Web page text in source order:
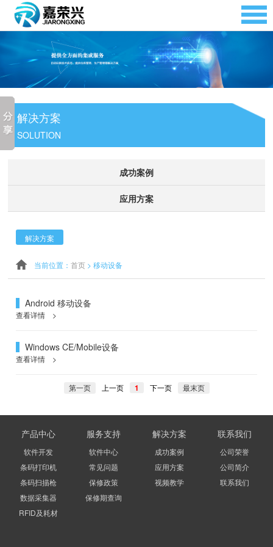
解决方案
SOLUTION
成功案例
应用方案
解决方案
当前位置： 首页> 移动设备
Android 移动设备
查看详情 >
Windows CE/Mobile设备
查看详情 >
第一页 上一页 1 下一页 最末页
产品中心
软件开发
条码打印机
条码扫描枪
数据采集器
RFID及耗材
服务支持
软件中心
常见问题
保修政策
保修期查询
解决方案
成功案例
应用方案
视频教学
联系我们
公司荣誉
公司简介
联系我们